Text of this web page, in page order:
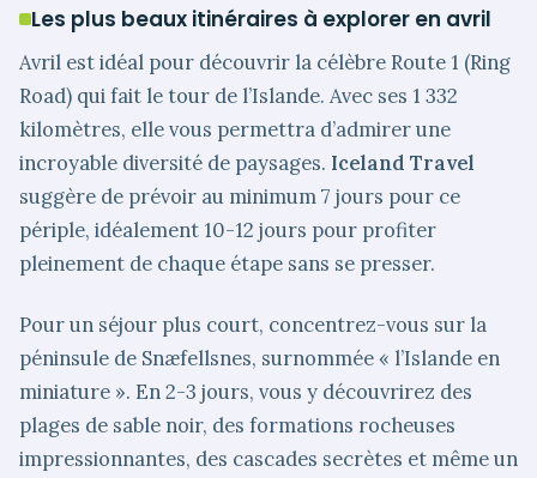
Les plus beaux itinéraires à explorer en avril
Avril est idéal pour découvrir la célèbre Route 1 (Ring
Road) qui fait le tour de l’Islande. Avec ses 1 332
kilomètres, elle vous permettra d’admirer une
incroyable diversité de paysages. Iceland Travel
suggère de prévoir au minimum 7 jours pour ce
périple, idéalement 10-12 jours pour profiter
pleinement de chaque étape sans se presser.
Pour un séjour plus court, concentrez-vous sur la
péninsule de Snæfellsnes, surnommée « l’Islande en
miniature ». En 2-3 jours, vous y découvrirez des
plages de sable noir, des formations rocheuses
impressionnantes, des cascades secrètes et même un